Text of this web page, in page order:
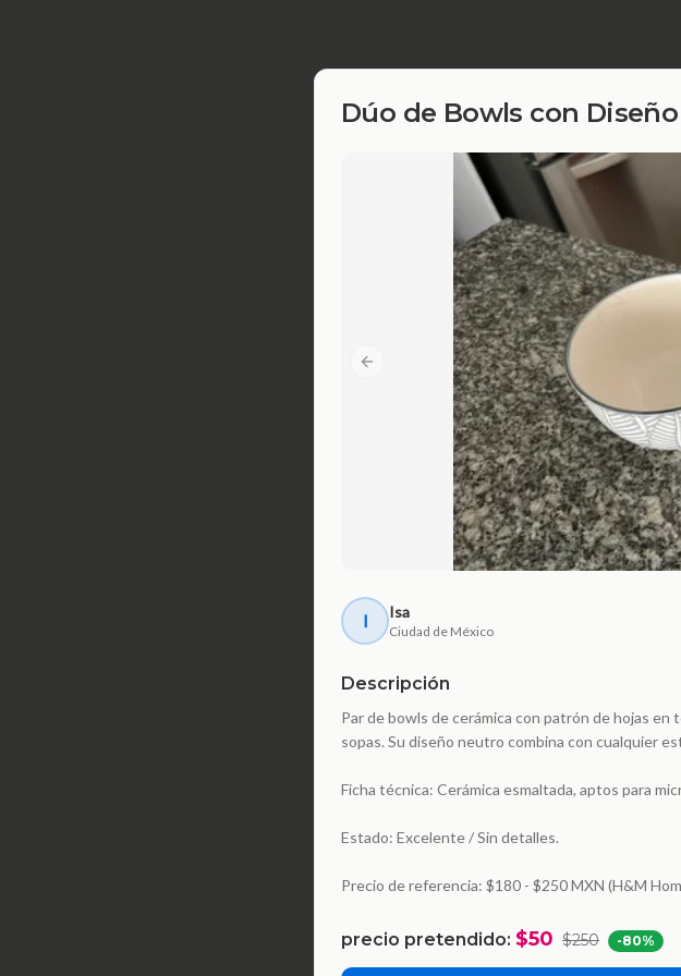
Dúo de Bowls con
Previous slide
I Isa
Ciudad de México
Descripción
Par de bowls de cerámica con patrón de hojas en
sopas. Su diseño neutro combina con cualquier
Ficha técnica: Cerámica esmaltada, aptos para
Estado: Excelente / Sin detalles.
Precio de referencia: $180 - $250 MXN (H&M
precio pretendido: $50 $250 -80%